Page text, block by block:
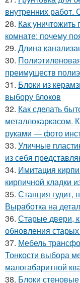
внутренних работ.
28. Как
комнате: почему
29. Длина
30.
преимуществ
31. Блоки из
выбору блоков
32. Как сделать
металлокаркасом.
руками — фото
33. Уличные
из себя
34. Имитация
кирпичной кладки
35. Станция гудит,
Выработка на
36. Старые двери,
обновления
37. Мебель
Тонкости выбора
малогабаритной
38. Блоки